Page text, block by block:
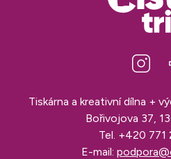
Tiskárna a kreativní dílna +
Bořivojova 37,
Tel. +420 771
E-mail: